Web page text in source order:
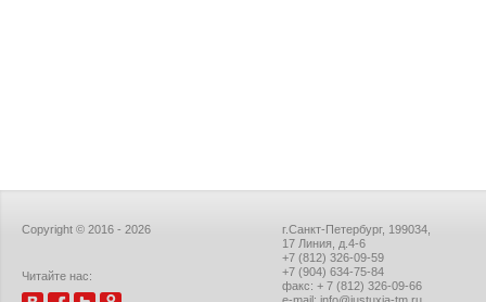
Copyright © 2016 - 2026
Читайте нас:
г.Санкт-Петербург, 199034,
17 Линия, д.4-6
+7 (812) 326-09-59
+7 (904) 634-75-84
факс: + 7 (812) 326-09-66